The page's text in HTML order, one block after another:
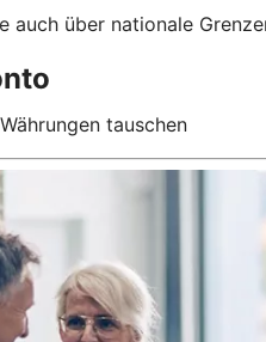
auch über nationale
tauschen